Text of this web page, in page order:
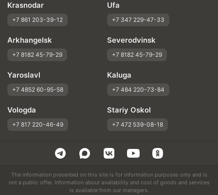
Krasnodar
+7 861 203-39-12
Ufa
+7 347 229-47-33
Arkhangelsk
+7 8182 45-79-29
Severodvinsk
+7 8182 45-79-29
Yaroslavl
+7 4852 60-95-58
Kaluga
+7 484 220-73-84
Vologda
+7 817 220-46-49
Stariy Oskol
+7 472 539-08-18
The information presented on this site is for information purposes only and is
not a public offer. Information about availability and cost of goods and services
is available from our managers.